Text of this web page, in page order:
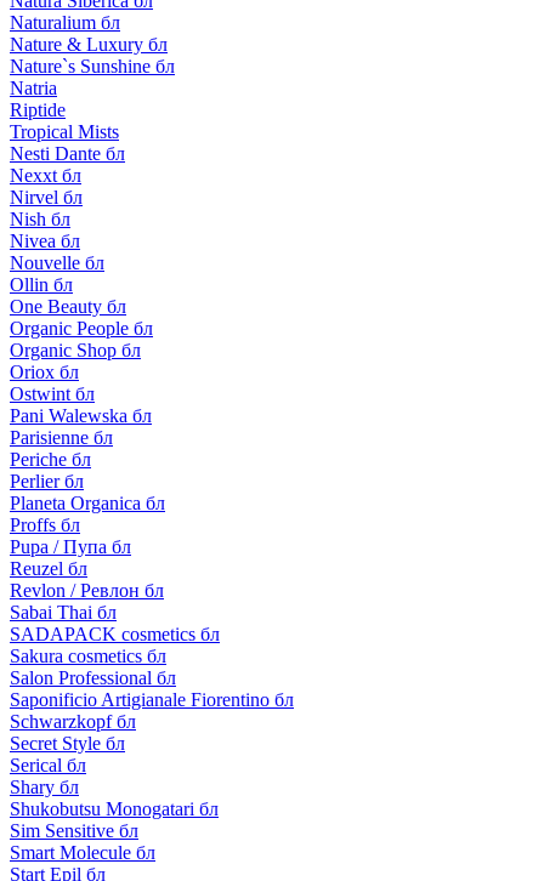
Naturalium бл
Nature & Luxury бл
Nature`s Sunshine бл
Natria
Riptide
Tropical Mists
Nesti Dante бл
Nexxt бл
Nirvel бл
Nish бл
Nivea бл
Nouvelle бл
Ollin бл
One Beauty бл
Organic People бл
Organic Shop бл
Oriox бл
Ostwint бл
Pani Walewska бл
Parisienne бл
Periche бл
Perlier бл
Planeta Organica бл
Proffs бл
Pupa / Пупа бл
Reuzel бл
Revlon / Ревлон бл
Sabai Thai бл
SADAPACK cosmetics бл
Sakura cosmetics бл
Salon Professional бл
Saponificio Artigianale Fiorentino бл
Schwarzkopf бл
Secret Style бл
Serical бл
Shary бл
Shukobutsu Monogatari бл
Sim Sensitive бл
Smart Molecule бл
Start Epil бл